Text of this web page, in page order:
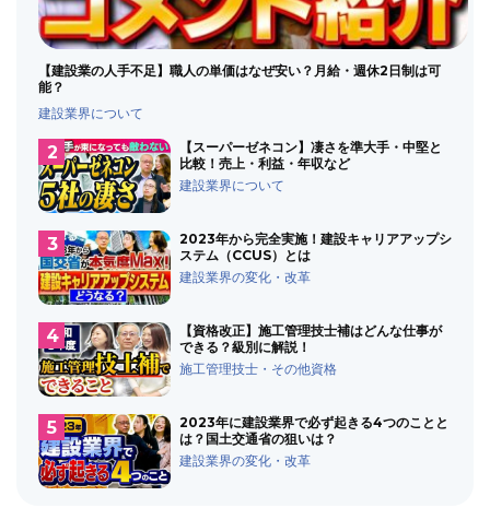
【建設業の人手不足】職人の単価はなぜ安い？月給・週休2日制は可
能？
建設業界について
【スーパーゼネコン】凄さを準大手・中堅と
比較！売上・利益・年収など
建設業界について
2023年から完全実施！建設キャリアアップシ
ステム（CCUS）とは
建設業界の変化・改革
【資格改正】施工管理技士補はどんな仕事が
できる？級別に解説！
施工管理技士・その他資格
2023年に建設業界で必ず起きる4つのことと
は？国土交通省の狙いは？
建設業界の変化・改革